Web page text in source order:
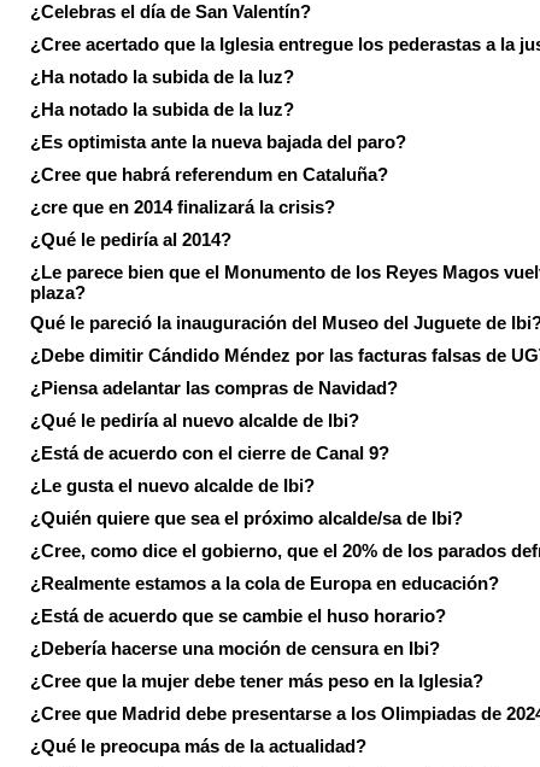
¿Celebras el día de San Valentín?
¿Cree acertado que la Iglesia entregue los pederastas a la
¿Ha notado la subida de la luz?
¿Ha notado la subida de la luz?
¿Es optimista ante la nueva bajada del paro?
¿Cree que habrá referendum en Cataluña?
¿cre que en 2014 finalizará la crisis?
¿Qué le pediría al 2014?
¿Le parece bien que el Monumento de los Reyes Magos
plaza?
Qué le pareció la inauguración del Museo del Juguete de
¿Debe dimitir Cándido Méndez por las facturas falsas de
¿Piensa adelantar las compras de Navidad?
¿Qué le pediría al nuevo alcalde de Ibi?
¿Está de acuerdo con el cierre de Canal 9?
¿Le gusta el nuevo alcalde de Ibi?
¿Quién quiere que sea el próximo alcalde/sa de Ibi?
¿Cree, como dice el gobierno, que el 20% de los parados
¿Realmente estamos a la cola de Europa en educación?
¿Está de acuerdo que se cambie el huso horario?
¿Debería hacerse una moción de censura en Ibi?
¿Cree que la mujer debe tener más peso en la Iglesia?
¿Cree que Madrid debe presentarse a los Olimpiadas de
¿Qué le preocupa más de la actualidad?